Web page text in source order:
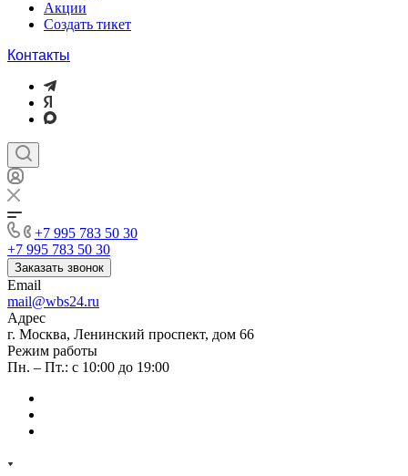
Акции
Создать тикет
Контакты
+7 995 783 50 30
+7 995 783 50 30
Заказать звонок
Email
mail@wbs24.ru
Адрес
г. Москва, Ленинский проспект, дом 66
Режим работы
Пн. – Пт.: с 10:00 до 19:00